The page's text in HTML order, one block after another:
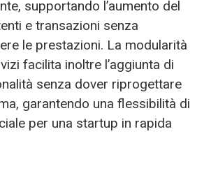
supportando l’aumento del
e transazioni senza
le prestazioni. La modularità
facilita inoltre l’aggiunta di
senza dover riprogettare
garantendo una flessibilità di
per una startup in rapida